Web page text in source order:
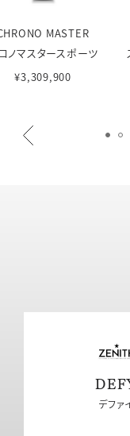
MASTER
ノマスタースポーツ
¥3,309,900
デファ